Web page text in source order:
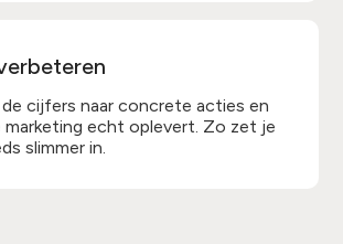
cijfers naar concrete acties en
marketing echt oplevert. Zo zet je
slimmer in.